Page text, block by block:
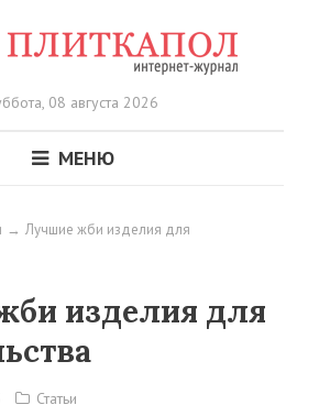
08 августа 2026
МЕНЮ
Лучшие жби изделия для
изделия для
Статьи